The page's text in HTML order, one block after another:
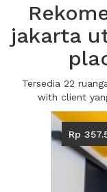
jakarta
Tersedia 22
with client
Rp